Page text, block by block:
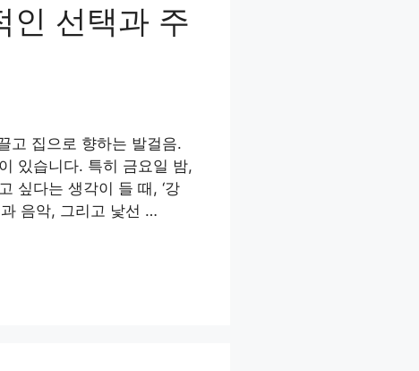
인 선택과 주
고 집으로 향하는 발걸음.
있습니다. 특히 금요일 밤,
싶다는 생각이 들 때, ‘강
음악, 그리고 낯선 …